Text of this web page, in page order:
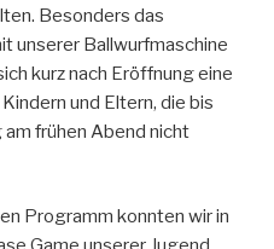
Besonders das
unserer Ballwurfmaschine
kurz nach Eröffnung eine
und Eltern, die bis
frühen Abend nicht
Programm konnten wir in